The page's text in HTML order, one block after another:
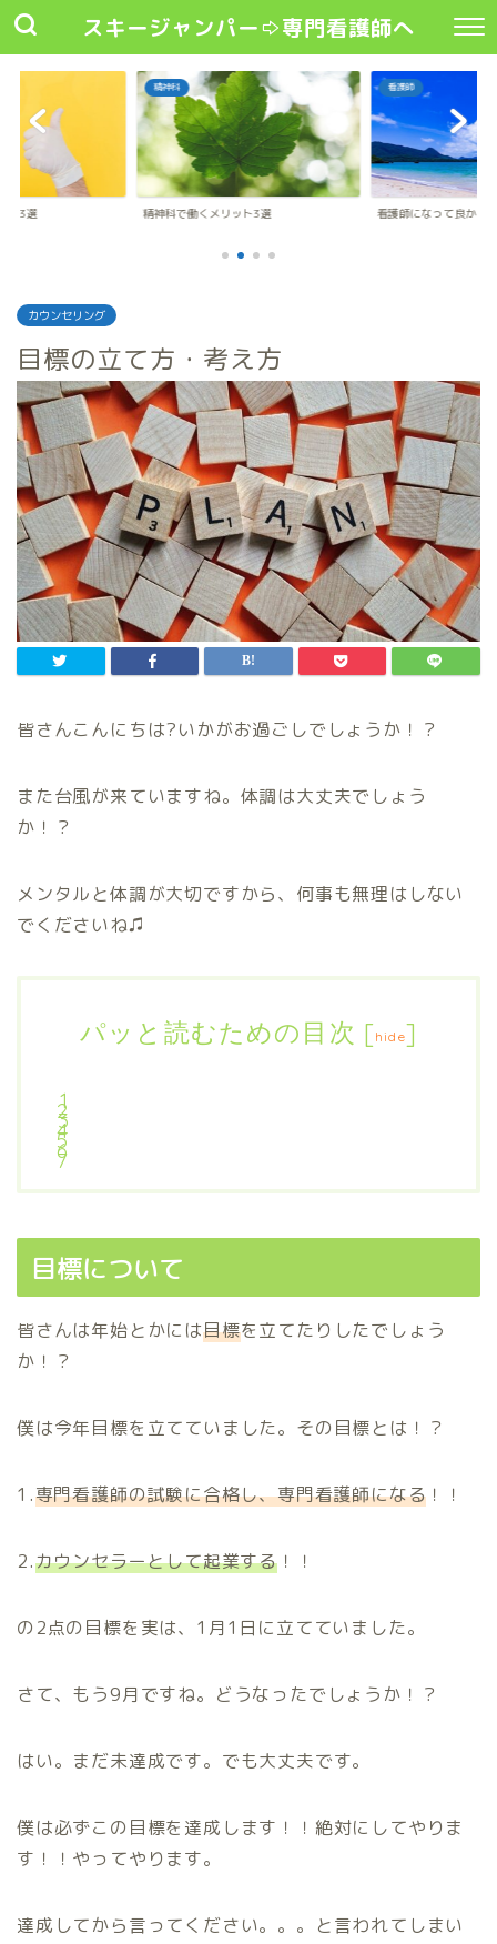
スキージャンパー⇨専門看護師へ
ト3選
精神科
精神科で働くメリット3選
看護師
看護師になって良かっ
カウンセリング
目標の立て方・考え方
皆さんこんにちは?いかがお過ごしでしょうか！？
また台風が来ていますね。体調は大丈夫でしょう
か！？
メンタルと体調が大切ですから、何事も無理はしない
でくださいね♫
パッと読むための目次 [hide]
目標について
皆さんは年始とかには目標を立てたりしたでしょう
か！？
僕は今年目標を立てていました。その目標とは！？
1.専門看護師の試験に合格し、専門看護師になる ！！
2.カウンセラーとして起業する ！！
の2点の目標を実は、1月1日に立てていました。
さて、もう9月ですね。どうなったでしょうか！？
はい。まだ未達成です。でも大丈夫です。
僕は必ずこの目標を達成します！！絶対にしてやりま
す！！やってやります。
達成してから言ってください。。。と言われてしまい